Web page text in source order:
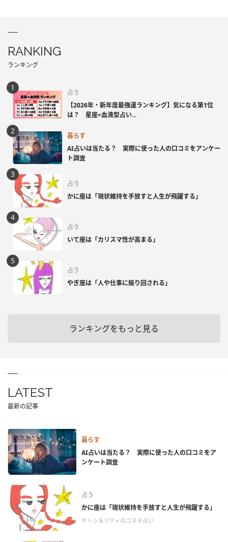
RANKING
ランキング
占う
【2026年・新年度最強運ランキング】気になる第1位
は？ 星座×血液型占い...
暮らす
AI占いは当たる？ 実際に使った人の口コミをアンケー
ト調査
占う
かに座は「現状維持を手放すと人生が飛躍する」
占う
いて座は「カリスマ性が高まる」
占う
やぎ座は「人や仕事に振り回される」
ランキングをもっと見る
LATEST
最新の記事
暮らす
AI占いは当たる？ 実際に使った人の口コミをア
ンケート調査
占う
かに座は「現状維持を手放すと人生が飛躍する」
＃トシ＆リティのコスモ占い